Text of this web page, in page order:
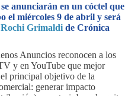
anunciarán en un cóctel que
el miércoles 9 de abril y será
Rochi Grimaldi de Crónica
Anuncios reconocen a los
y en YouTube que mejor
principal objetivo de la
generar impacto